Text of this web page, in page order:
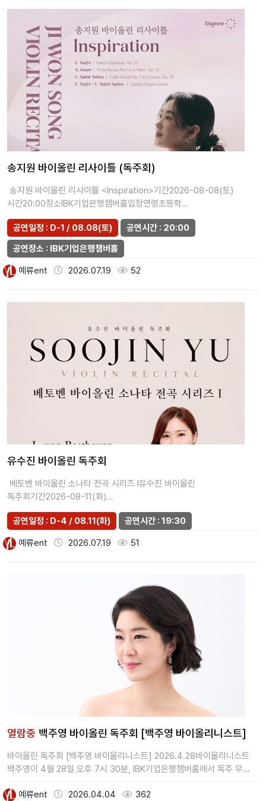
송지원 바이올린 리사이틀 (독주회)
송지원 바이올린 리사이틀 <Inspiration>기간2026-08-08(토)
시간20:00장소IBK기업은행챔버홀입장연령초등학…
공연일정 : D-1 / 08.08(토)
공연시간 : 20:00
공연장소 : IBK기업은행챔버홀
예류ent 2026.07.19 52
유수진 바이올린 독주회
베토벤 바이올린 소나타 전곡 시리즈 I유수진 바이올린
독주회기간2026-08-11(화)
시간19:30장소인춘아트홀입장연령초등학생 이상관…
공연일정 : D-4 / 08.11(화)
공연시간 : 19:30
예류ent 2026.07.19 51
열람중 백주영 바이올린 독주회 [백주영 바이올리니스트]
바이올린 독주회 [백주영 바이올리니스트] 2026.4.28바이올리니스트
백주영이 4월 28일 오후 7시 30분, IBK기업은행챔버홀에서 독주 무…
예류ent 2026.04.04 362